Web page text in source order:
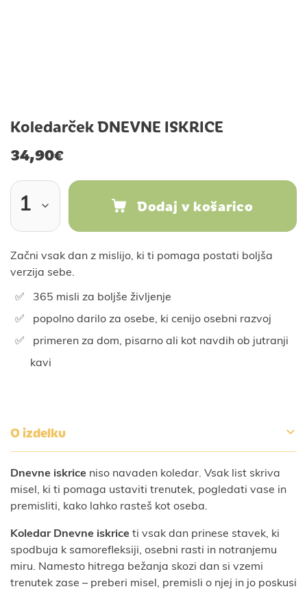
Koledarček DNEVNE ISKRICE
34,90€
Dodaj v košarico
Začni vsak dan z mislijo, ki ti pomaga postati boljša
verzija sebe.
365 misli za boljše življenje
popolno darilo za osebe, ki cenijo osebni razvoj
primeren za dom, pisarno ali kot navdih ob jutranji
kavi
O izdelku
Dnevne iskrice niso navaden koledar. Vsak list skriva
misel, ki ti pomaga ustaviti trenutek, pogledati vase in
premisliti, kako lahko rasteš kot oseba.
Koledar Dnevne iskrice ti vsak dan prinese stavek, ki
spodbuja k samorefleksiji, osebni rasti in notranjemu
miru. Namesto hitrega bežanja skozi dan si vzemi
trenutek zase – preberi misel, premisli o njej in jo poskusi